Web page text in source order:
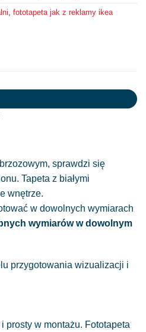
fototapeta jak z reklamy ikea
sprawdzi się
Tapeta z białymi
wnętrze.
w dowolnych wymiarach
wymiarów w dowolnym
przygotowania wizualizacji i
prosty w montażu. Fototapeta